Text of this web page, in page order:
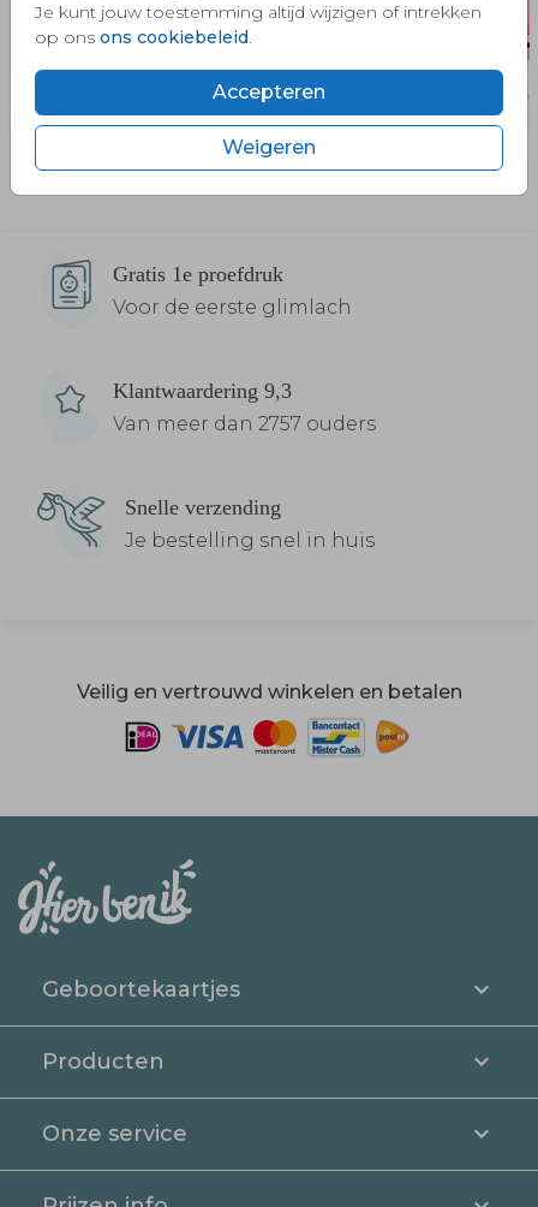
Je kunt jouw toestemming altijd wijzigen of intrekken
op ons ons cookiebeleid.
Accepteren
Weigeren
Gratis 1e proefdruk
Voor de eerste glimlach
Klantwaardering 9,3
Van meer dan 2757 ouders
Snelle verzending
Je bestelling snel in huis
Veilig en vertrouwd winkelen en betalen
Geboortekaartjes
Producten
Onze service